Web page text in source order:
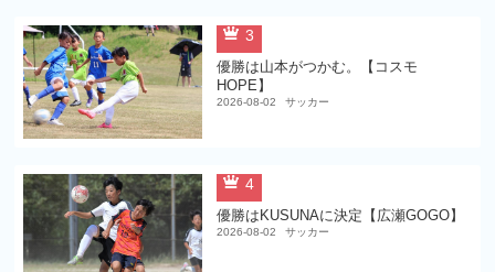
3
優勝は山本がつかむ。【コスモ
HOPE】
2026-08-02 サッカー
4
優勝はKUSUNAに決定【広瀬GOGO】
2026-08-02 サッカー